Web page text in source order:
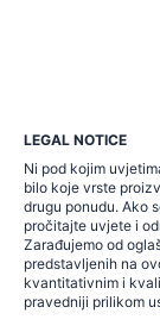
LEGAL NOTICE
Ni pod kojim
bilo koje vrste
drugu ponudu. Ako
pročitajte uvjete i
Zarađujemo od
predstavljenih na
kvantitativnim i
pravedniji prilikom